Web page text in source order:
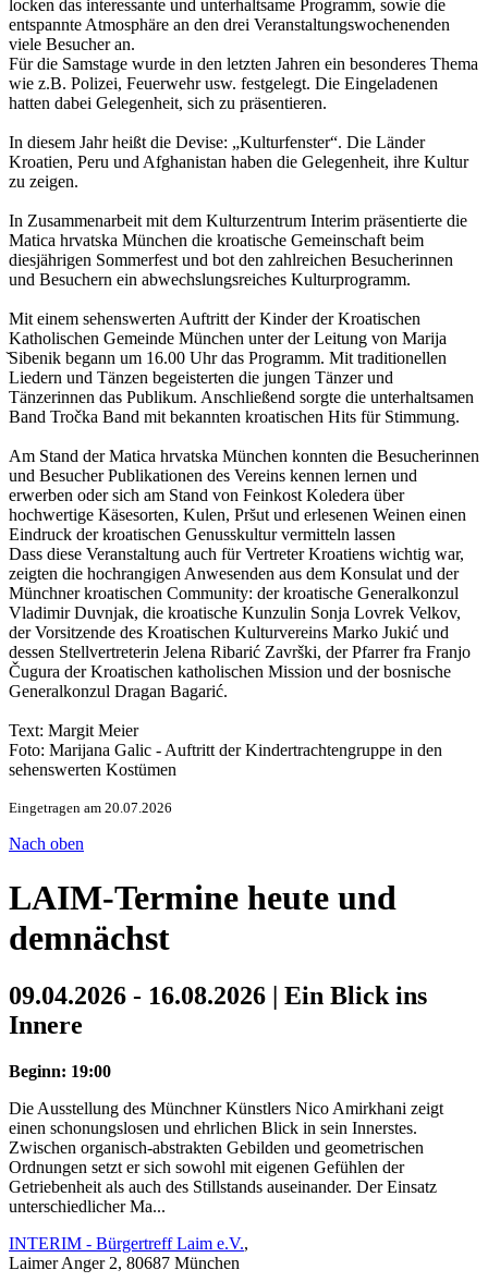
locken das interessante und unterhaltsame Programm, sowie die
entspannte Atmosphäre an den drei Veranstaltungswochenenden
viele Besucher an.
Für die Samstage wurde in den letzten Jahren ein besonderes Thema
wie z.B. Polizei, Feuerwehr usw. festgelegt. Die Eingeladenen
hatten dabei Gelegenheit, sich zu präsentieren.
In diesem Jahr heißt die Devise: „Kulturfenster“. Die Länder
Kroatien, Peru und Afghanistan haben die Gelegenheit, ihre Kultur
zu zeigen.
In Zusammenarbeit mit dem Kulturzentrum Interim präsentierte die
Matica hrvatska München die kroatische Gemeinschaft beim
diesjährigen Sommerfest und bot den zahlreichen Besucherinnen
und Besuchern ein abwechslungsreiches Kulturprogramm.
Mit einem sehenswerten Auftritt der Kinder der Kroatischen
Katholischen Gemeinde München unter der Leitung von Marija
̌Sibenik begann um 16.00 Uhr das Programm. Mit traditionellen
Liedern und Tänzen begeisterten die jungen Tänzer und
Tänzerinnen das Publikum. Anschließend sorgte die unterhaltsamen
Band Tročka Band mit bekannten kroatischen Hits für Stimmung.
Am Stand der Matica hrvatska München konnten die Besucherinnen
und Besucher Publikationen des Vereins kennen lernen und
erwerben oder sich am Stand von Feinkost Koledera über
hochwertige Käsesorten, Kulen, Prs̆ut und erlesenen Weinen einen
Eindruck der kroatischen Genusskultur vermitteln lassen
Dass diese Veranstaltung auch für Vertreter Kroatiens wichtig war,
zeigten die hochrangigen Anwesenden aus dem Konsulat und der
Münchner kroatischen Community: der kroatische Generalkonzul
Vladimir Duvnjak, die kroatische Kunzulin Sonja Lovrek Velkov,
der Vorsitzende des Kroatischen Kulturvereins Marko Jukić und
dessen Stellvertreterin Jelena Ribarić Završki, der Pfarrer fra Franjo
Čugura der Kroatischen katholischen Mission und der bosnische
Generalkonzul Dragan Bagarić.
Text: Margit Meier
Foto: Marijana Galic - Auftritt der Kindertrachtengruppe in den
sehenswerten Kostümen
Eingetragen am 20.07.2026
Nach oben
LAIM-Termine heute und
demnächst
09.04.2026 - 16.08.2026 | Ein Blick ins
Innere
Beginn: 19:00
Die Ausstellung des Münchner Künstlers Nico Amirkhani zeigt
einen schonungslosen und ehrlichen Blick in sein Innerstes.
Zwischen organisch-abstrakten Gebilden und geometrischen
Ordnungen setzt er sich sowohl mit eigenen Gefühlen der
Getriebenheit als auch des Stillstands auseinander. Der Einsatz
unterschiedlicher Ma...
INTERIM - Bürgertreff Laim e.V.,
Laimer Anger 2, 80687 München